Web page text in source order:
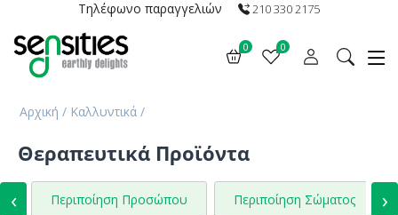
Τηλέφωνο παραγγελιών 210 330 2175
0 0
Αρχική / Καλλυντικά /
Θεραπευτικά Προϊόντα
‹ Περιποίηση Προσώπου Περιποίηση Σώματος ›